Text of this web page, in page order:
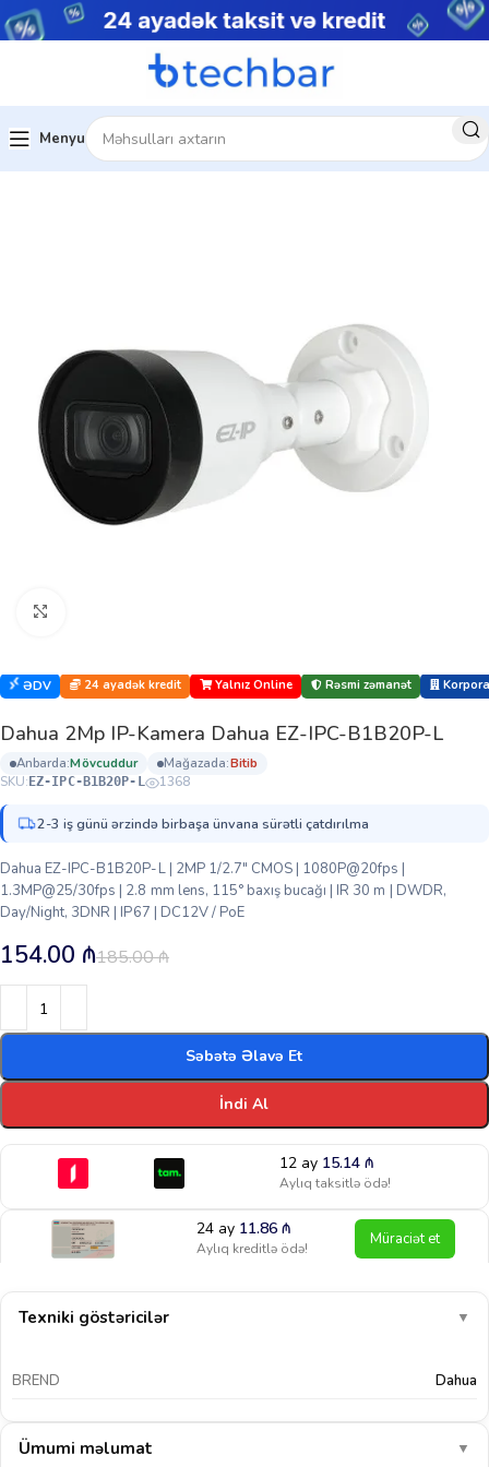
Menyu
Şəbəkə Məhsulları IP kameralar
ƏDV 24 ayadək kredit Yalnız Online Rəsmi zəmanət
Dahua 2Mp IP-Kamera Dahua EZ-IPC-B1B20P-L
anbarda: mövcuddur mağazada:
bi̇ti̇b
SKU: EZ-IPC-B1B20P-L 1368
2-3 iş günü ərzində birbaşa ünvana sürətli çatdırılma
Dahua EZ-IPC-B1B20P-L | 2MP 1/2.7″ CMOS | 1080P@20fps |
1.3MP@25/30fps | 2.8 mm lens, 115° baxış bucağı | IR 30 m | DWDR,
Day/Night, 3DNR | IP67 | DC12V / PoE
185.00₼
154.00 ₼
Səbətə Əlavə Et
İndi Al
12 ay 15.14 ₼
Aylıq taksitlə ödə!
24 ay 11.86₼
Aylıq kreditlə ödə! Müraciət et
Texniki göstəricilər ▼
BREND Dahua
Ümumi məlumat ▼